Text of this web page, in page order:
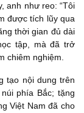
anh như reo: “Tôi
được tích lũy qua
thời gian đủ dài
tập, mà đã trở
chiêm nghiệm.
tạo nội dung trên
phía Bắc; tặng
Việt Nam đã cho